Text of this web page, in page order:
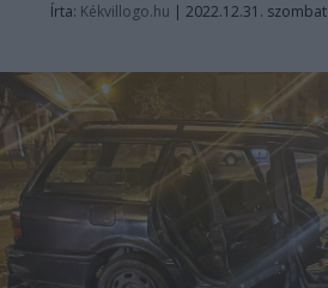
Írta: Kékvillogo.hu | 2022.12.31. szombat